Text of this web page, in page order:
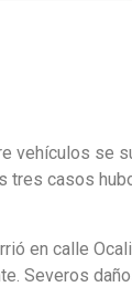
vehículos se
tres casos
en calle
Severos